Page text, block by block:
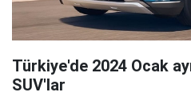
Türkiye'de 2024 Ocak
SUV'lar